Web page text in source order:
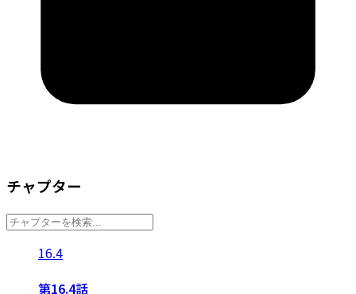
チャプター
16.4
第16.4話